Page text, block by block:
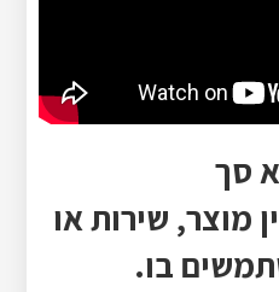
סך
מוצר, שירות או
בו.